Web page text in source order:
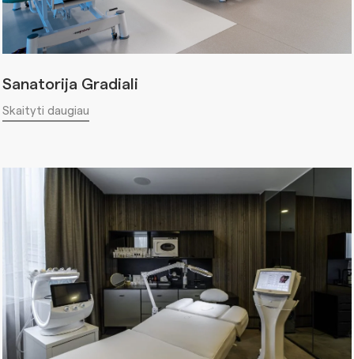
Sanatorija Gradiali
Skaityti daugiau